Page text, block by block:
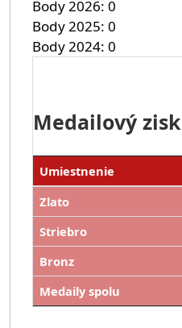
Body 2026 0
Body 2025 0
Body 2024 0
Medailový zisk
Umiestnenie
Zlato
Striebro
Bronz
Medaily spolu